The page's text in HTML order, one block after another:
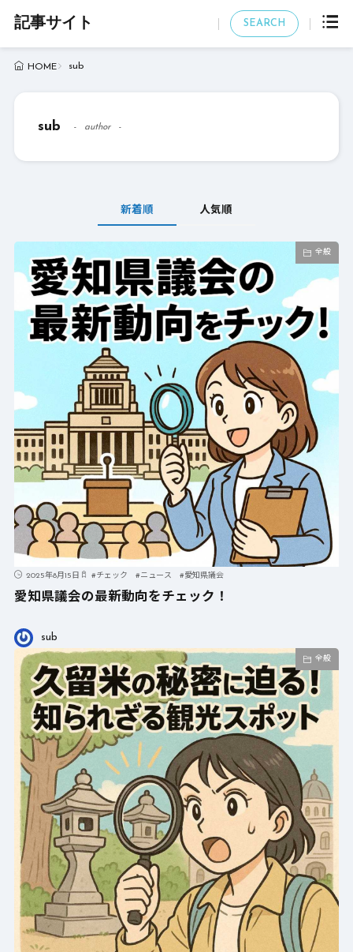
記事サイト SEARCH
HOME sub
sub author
新着順 人気順
全般
2025年8月15日 #チェック #ニュース #愛知県議会
愛知県議会の最新動向をチェック！
sub
全般